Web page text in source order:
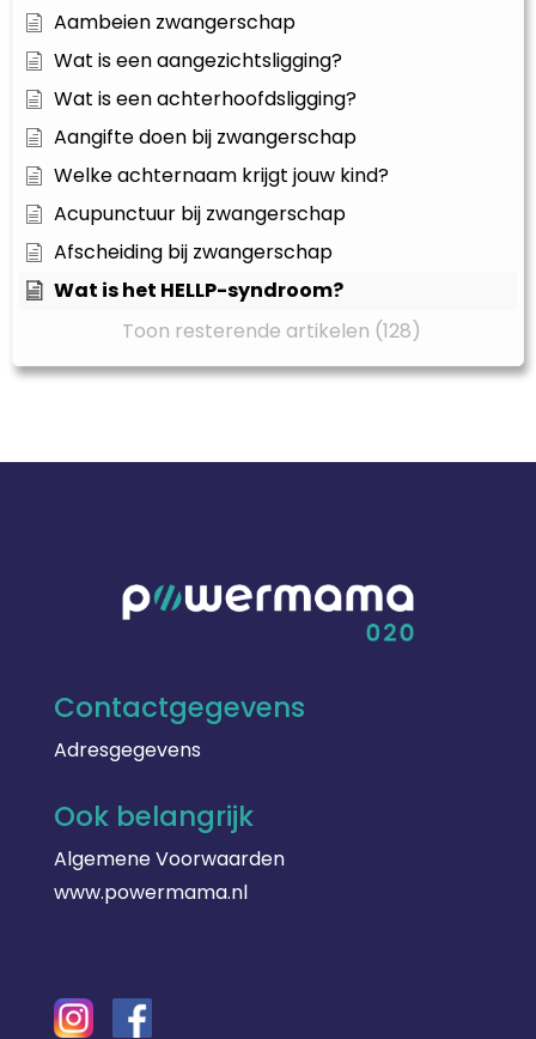
Aambeien zwangerschap
Wat is een aangezichtsligging?
Wat is een achterhoofdsligging?
Aangifte doen bij zwangerschap
Welke achternaam krijgt jouw kind?
Acupunctuur bij zwangerschap
Afscheiding bij zwangerschap
Wat is het HELLP-syndroom?
Toon resterende artikelen (128)
Contactgegevens
Adresgegevens
Ook belangrijk
Algemene Voorwaarden
www.powermama.nl